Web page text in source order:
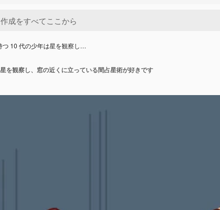
つ 10 代の少年は星を観察し…
を観察し、窓の近くに立っている間占星術が好きです